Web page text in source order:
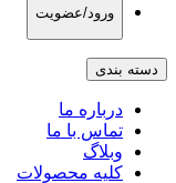
ورود/عضویت
دسته بندی
درباره ما
تماس با ما
وبلاگ
کلیه محصولات